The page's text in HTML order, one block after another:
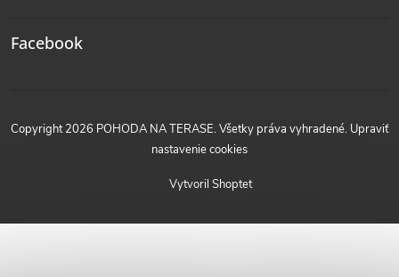
Facebook
Vytvoril Shoptet
Copyright 2026 POHODA NA TERASE. Všetky práva vyhradené. Upraviť
nastavenie cookies